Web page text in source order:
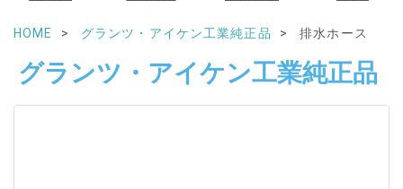
HOME グランツ・アイケン工業純正品 排水ホース
グランツ・アイケン工業純正品